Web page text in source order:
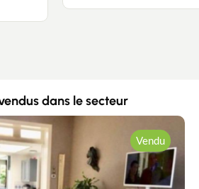
dans le secteur
Vendu